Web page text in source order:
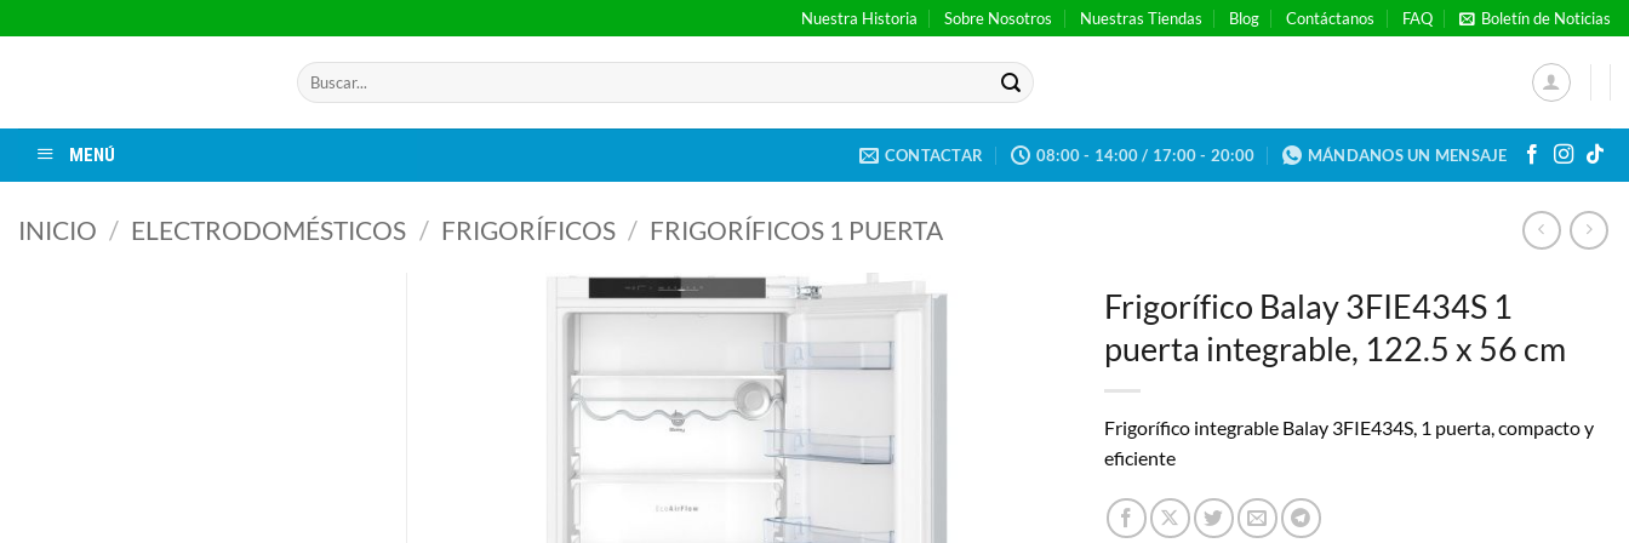
al
Nuestra Historia Sobre Nosotros Nuestras Tiendas Blog Contáctanos FAQ Boletín de Noticias
Buscar
por:
MENÚ CONTACTAR 08:00 - 14:00 / 17:00 - 20:00 MÁNDANOS UN MENSAJE
INICIO / ELECTRODOMÉSTICOS / FRIGORÍFICOS / FRIGORÍFICOS 1 PUERTA
Frigorífico Balay 3FIE434S 1
puerta integrable, 122.5 x 56 cm
Frigorífico integrable Balay 3FIE434S, 1 puerta, compacto y
eficiente